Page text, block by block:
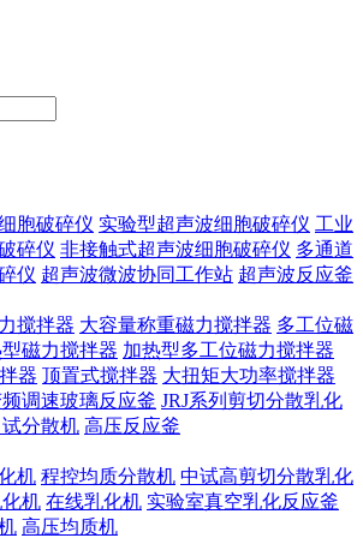
胞破碎仪 实验型超声波细胞破碎仪 工业
碎仪 非接触式超声波细胞破碎仪 多通道
仪 超声波微波协同工作站 超声波反应釜
搅拌器 大容量称重磁力搅拌器 多工位磁
磁力搅拌器 加热型多工位磁力搅拌器
器 顶置式搅拌器 大扭矩大功率搅拌器
调速玻璃反应釜 JRJ系列剪切分散乳化
分散机 高压反应釜
机 程控均质分散机 中试高剪切分散乳化
机 在线乳化机 实验室真空乳化反应釜
高压均质机